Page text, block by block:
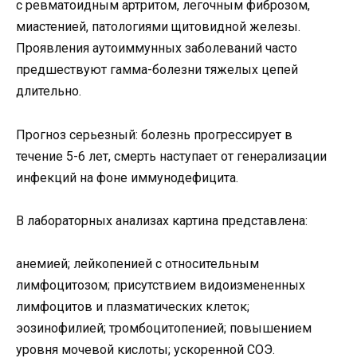
с ревматоидным артритом, легочным фиброзом,
миастенией, патологиями щитовидной железы.
Проявления аутоиммунных заболеваний часто
предшествуют гамма-болезни тяжелых цепей
длительно.
Прогноз серьезный: болезнь прогрессирует в
течение 5-6 лет, смерть наступает от генерализации
инфекций на фоне иммунодефицита.
В лабораторных анализах картина представлена:
анемией; лейкопенией с относительным
лимфоцитозом; присутствием видоизмененных
лимфоцитов и плазматических клеток;
эозинофилией; тромбоцитопенией; повышением
уровня мочевой кислоты; ускоренной СОЭ.